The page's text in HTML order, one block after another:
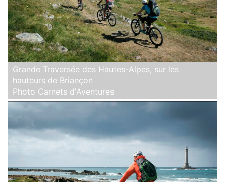
Grande Traversée des Hautes-Alpes, sur les
hauteurs de Briançon
Photo Carnets d'Aventures